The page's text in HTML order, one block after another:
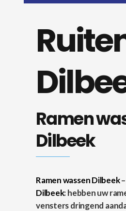
Ramen
Dilbeek
Ramen wassen Dilbeek–
Dilbeek: hebben uw
vensters dringend